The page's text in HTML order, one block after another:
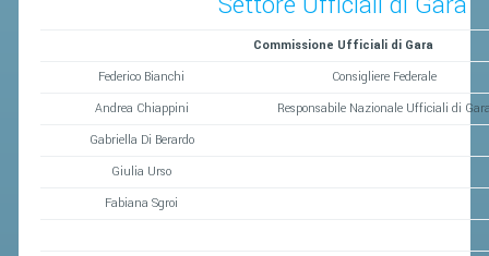
Commissione Ufficiali di Gara
Federico Bianchi
Consigliere Federale
Andrea Chiappini
Responsabile Nazionale Ufficiali di
Gabriella Di Berardo
Giulia Urso
Fabiana Sgroi